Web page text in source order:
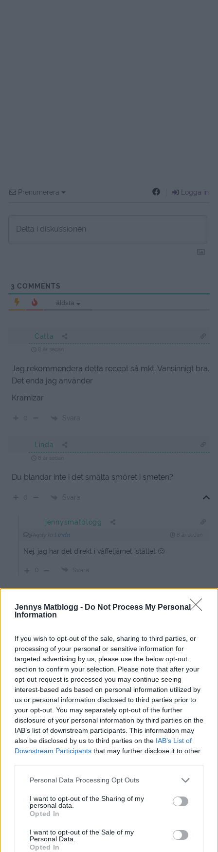
Jennys Matblogg - Do Not Process My Personal
Information
If you wish to opt-out of the sale, sharing to third parties, or
processing of your personal or sensitive information for
targeted advertising by us, please use the below opt-out
section to confirm your selection. Please note that after your
opt-out request is processed you may continue seeing
interest-based ads based on personal information utilized by
us or personal information disclosed to third parties prior to
your opt-out. You may separately opt-out of the further
disclosure of your personal information by third parties on the
IAB’s list of downstream participants. This information may
also be disclosed by us to third parties on the IAB’s List of
Downstream Participants that may further disclose it to other
Personal Data Processing Opt Outs
I want to opt-out of the Sharing of my
personal data.
Opted In
I want to opt-out of the Sale of my
Personal Data.
Opted In
Prenumerera Logga in
3 COMMENTS
äldsta
Catta
8 år sedan
Jag rekommendera detta recept så mkt. Vansinnigt bra.
Det enda jag använder
Kramizar
0 Svara
Linda
8 år sedan
Du blandar inte i det smälta smöret i smeten?
0 Svara
jennysmatblogg
Linda
Nej, jag har det direkt i våffeljärnet istället 🙂
0 Svara
Det blir en dag på
stranden….
Det verkar bli en fin dag idag, det blir en dag på
stranden. Haha, dock är det långt från att kunna bada,
Charlie. Och förresten varning för göööörsöta